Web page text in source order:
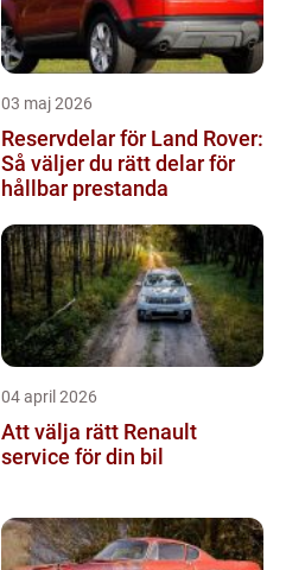
03 maj 2026
Reservdelar för Land Rover:
Så väljer du rätt delar för
hållbar prestanda
04 april 2026
Att välja rätt Renault
service för din bil